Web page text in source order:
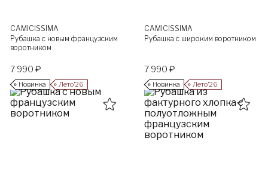
CAMICISSIMA
Рубашка с новым французским
воротником
7 990 ₽
Новинка Лето’26
CAMICISSIMA
Рубашка с широким воротником
7 990 ₽
Новинка Лето’26